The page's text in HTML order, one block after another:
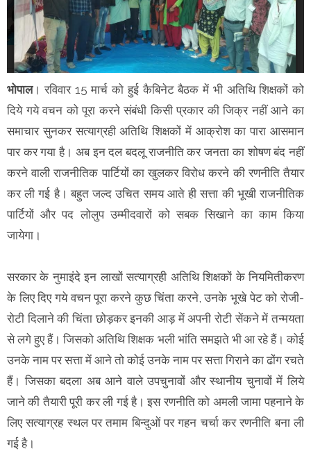
भोपाल। रविवार 15 मार्च को हुई कैबिनेट बैठक में भी अतिथि शिक्षकों को
दिये गये वचन को पूरा करने संबंधी किसी प्रकार की जिक्र नहीं आने का
समाचार सुनकर सत्याग्रही अतिथि शिक्षकों में आक्रोश का पारा आसमान
पार कर गया है। अब इन दल बदलू राजनीति कर जनता का शोषण बंद नहीं
करने वाली राजनीतिक पार्टियों का खुलकर विरोध करने की रणनीति तैयार
कर ली गई है। बहुत जल्द उचित समय आते ही सत्ता की भूखी राजनीतिक
पार्टियों और पद लोलुप उम्मीदवारों को सबक सिखाने का काम किया
जायेगा।
सरकार के नुमाइंदे इन लाखों सत्याग्रही अतिथि शिक्षकों के नियमितीकरण
के लिए दिए गये वचन पूरा करने कुछ चिंता करने, उनके भूखे पेट को रोजी-
रोटी दिलाने की चिंता छोड़कर इनकी आड़ में अपनी रोटी सेंकने में तन्मयता
से लगे हुए हैं। जिसको अतिथि शिक्षक भली भांति समझते भी आ रहे हैं। कोई
उनके नाम पर सत्ता में आने तो कोई उनके नाम पर सत्ता गिराने का ढोंग रचते
हैं। जिसका बदला अब आने वाले उपचुनावों और स्थानीय चुनावों में लिये
जाने की तैयारी पूरी कर ली गई है। इस रणनीति को अमली जामा पहनाने के
लिए सत्याग्रह स्थल पर तमाम बिन्दुओं पर गहन चर्चा कर रणनीति बना ली
गई है।